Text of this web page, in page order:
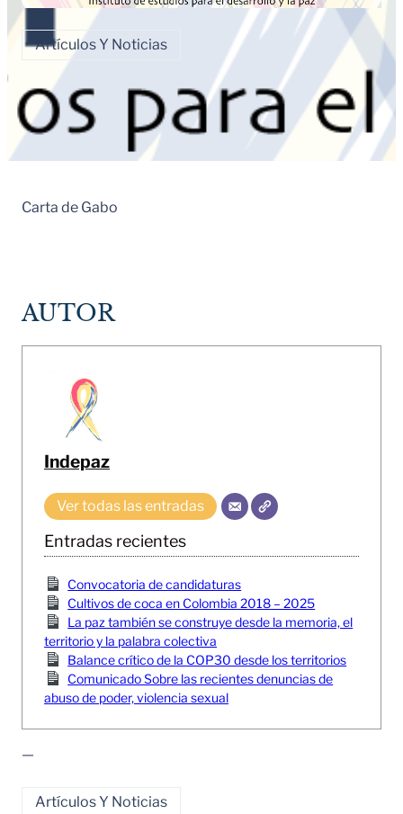
Artículos Y Noticias
Carta de Gabo
AUTOR
Indepaz
Ver todas las entradas
Entradas recientes
Convocatoria de candidaturas
Cultivos de coca en Colombia 2018 – 2025
La paz también se construye desde la memoria, el
territorio y la palabra colectiva
Balance crítico de la COP30 desde los territorios
Comunicado Sobre las recientes denuncias de
abuso de poder, violencia sexual
—
Artículos Y Noticias